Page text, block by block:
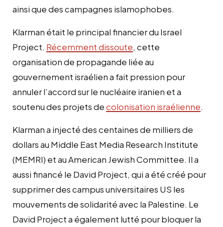
ainsi que des campagnes islamophobes.
Klarman était le principal financier du Israel
Project. Récemment dissoute, cette
organisation de propagande liée au
gouvernement israélien a fait pression pour
annuler l’accord sur le nucléaire iranien et a
soutenu des projets decolonisation israélienne.
Klarman a injecté des centaines de milliers de
dollars au Middle East Media Research Institute
(MEMRI) et au American Jewish Committee. Il a
aussi financé le David Project, qui a été créé pour
supprimer des campus universitaires US les
mouvements de solidarité avec la Palestine. Le
David Project a également lutté pour bloquer la